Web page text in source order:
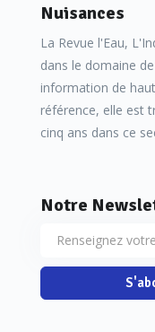
Nuisances
La Revue l'Eau,
dans le domaine
information de
référence, elle est
cinq ans dans ce
Notre